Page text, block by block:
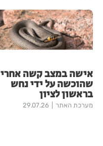
אישה במצב קשה אחרי
שהוכשה על ידי נחש
בראשון לציון
מערכת האתר 29.07.26